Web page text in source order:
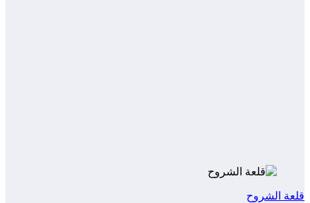
قلعة الشروح